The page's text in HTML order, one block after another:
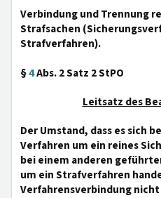
Verbindung und Trennung
Strafsachen
Strafverfahren).
§4Abs. 2 Satz 2 StPO
Leitsatz des
Der Umstand, dass es sich
Verfahren um ein reines
bei einem anderen
um ein Strafverfahren
Verfahrensverbindung